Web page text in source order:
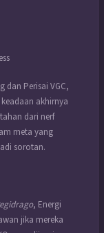
dan Perisai VGC,
akhirnya
dari nerf
meta yang
sorotan.
, Energi
jika mereka